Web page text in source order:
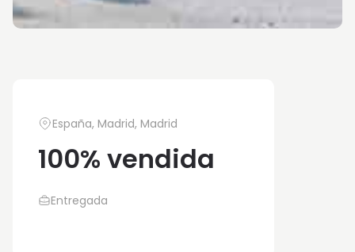
España, Madrid, Madrid
100% vendida
Entregada